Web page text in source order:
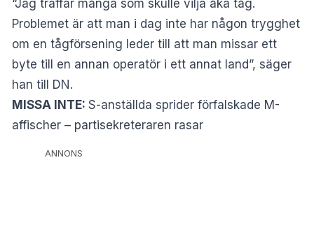
“Jag träffar många som skulle vilja åka tåg.
Problemet är att man i dag inte har någon trygghet
om en tågförsening leder till att man missar ett
byte till en annan operatör i ett annat land”, säger
han till DN.
MISSA INTE: S-anställda sprider förfalskade M-
affischer – partisekreteraren rasar
ANNONS